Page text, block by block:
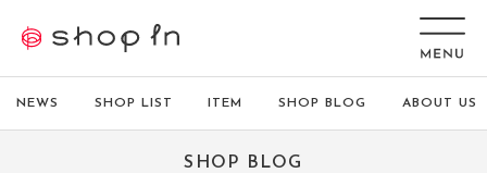
NEWS SHOP LIST ITEM SHOP BLOG ABOUT US
SHOP BLOG